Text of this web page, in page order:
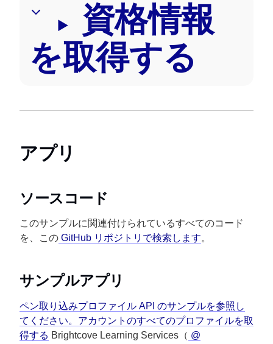
資格情報
を取得する
アプリ
ソースコード
このサンプルに関連付けられているすべてのコード
を、この GitHub リポジトリで検索します。
サンプルアプリ
ペン取り込みプロファイル API のサンプルを参照し
てください。アカウントのすべてのプロファイルを取
得する Brightcove Learning Services（ @